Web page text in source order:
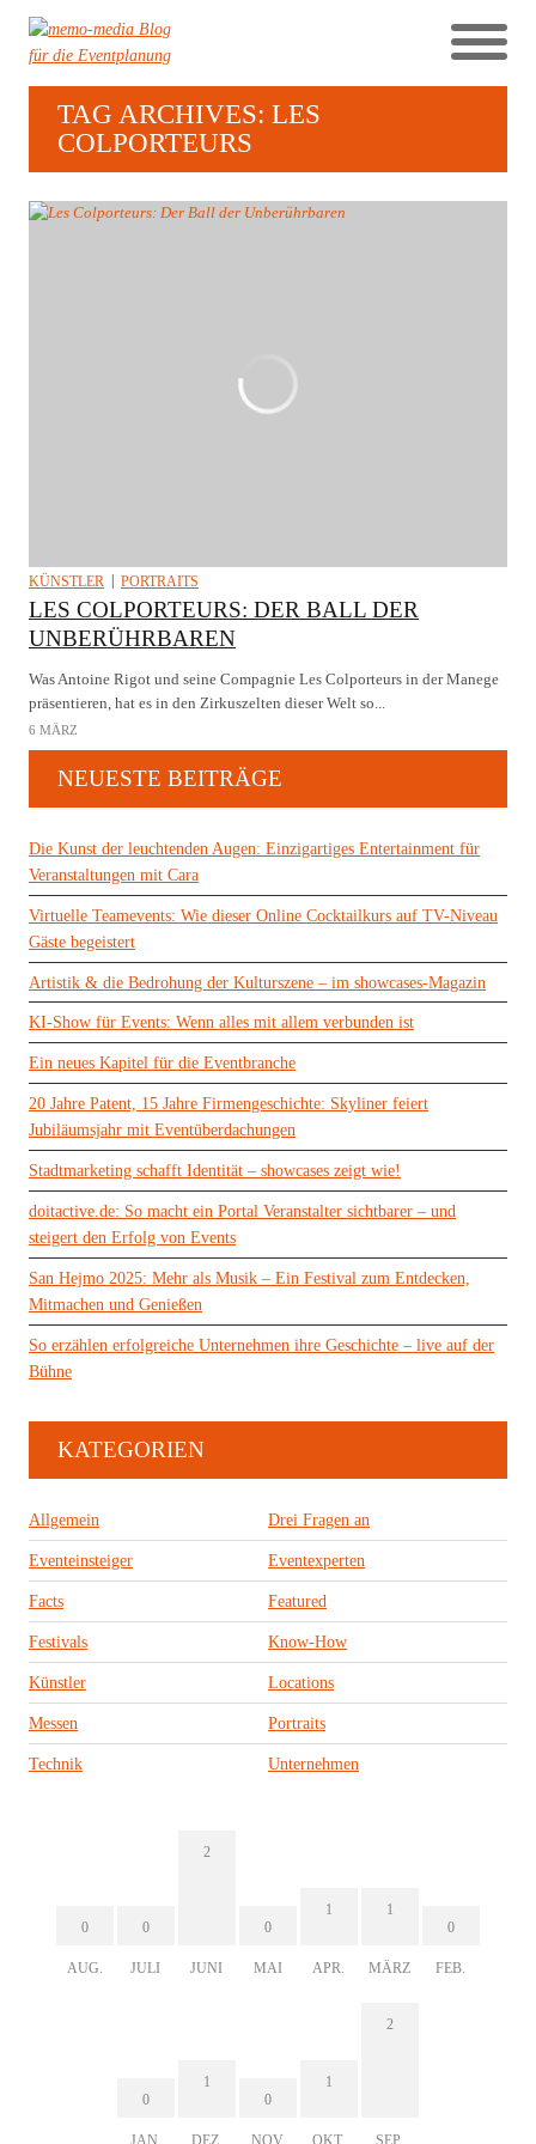
TAG ARCHIVES: LES
COLPORTEURS
KÜNSTLER PORTRAITS
LES COLPORTEURS: DER BALL DER
UNBERÜHRBAREN
Was Antoine Rigot und seine Compagnie Les Colporteurs in der Manege
präsentieren, hat es in den Zirkuszelten dieser Welt so...
6 MÄRZ
NEUESTE BEITRÄGE
Die Kunst der leuchtenden Augen: Einzigartiges Entertainment für
Veranstaltungen mit Cara
Virtuelle Teamevents: Wie dieser Online Cocktailkurs auf TV-Niveau
Gäste begeistert
Artistik & die Bedrohung der Kulturszene – im showcases-Magazin
KI-Show für Events: Wenn alles mit allem verbunden ist
Ein neues Kapitel für die Eventbranche
20 Jahre Patent, 15 Jahre Firmengeschichte: Skyliner feiert
Jubiläumsjahr mit Eventüberdachungen
Stadtmarketing schafft Identität – showcases zeigt wie!
doitactive.de: So macht ein Portal Veranstalter sichtbarer – und
steigert den Erfolg von Events
San Hejmo 2025: Mehr als Musik – Ein Festival zum Entdecken,
Mitmachen und Genießen
So erzählen erfolgreiche Unternehmen ihre Geschichte – live auf der
Bühne
KATEGORIEN
Allgemein Drei Fragen an
Eventeinsteiger Eventexperten
Facts Featured
Festivals Know-How
Künstler Locations
Messen Portraits
Technik Unternehmen
0
AUG.
0
JULI
2
JUNI
0
MAI
1
APR.
1
MÄRZ
0
FEB.
0
JAN.
1
DEZ.
0
NOV.
1
OKT.
2
SEP.